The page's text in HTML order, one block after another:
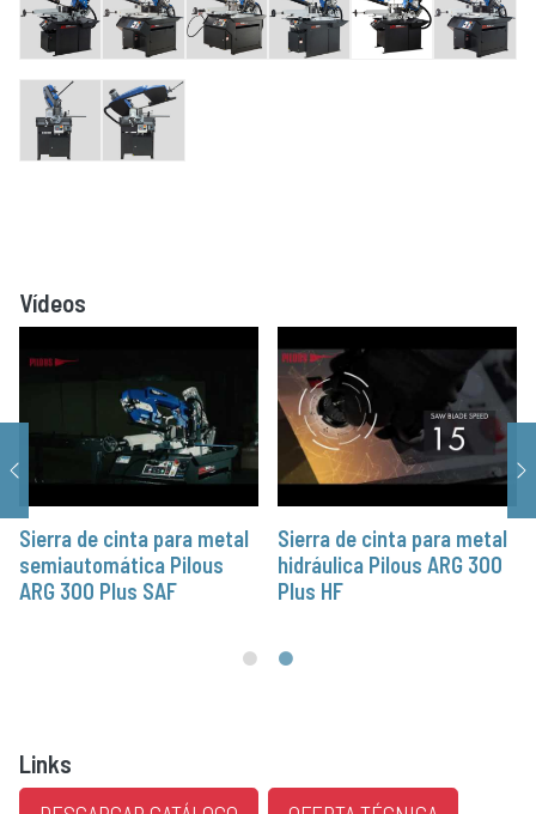
Vídeos
Sierra de cinta para metal
semiautomática Pilous
ARG 300 Plus SAF
Sierra de cinta para metal
hidráulica Pilous ARG 300
Plus HF
Links